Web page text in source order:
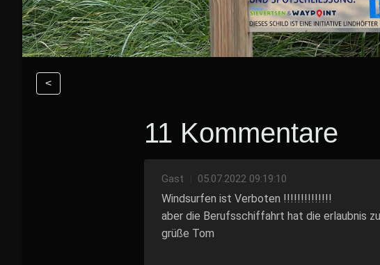
<
11 Kommentare
Gast 05.07.2022 09:19:10
Windsurfen ist Verboten !!!!!!!!!!!!!!
aber die Berufsschiffahrt hat die erlaubnis
grüße Tom